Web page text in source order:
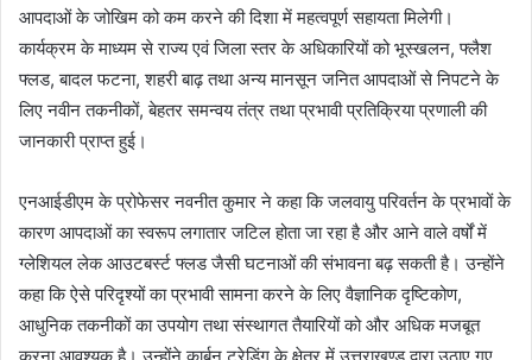
आपदाओं के जोखिम को कम करने की दिशा में महत्वपूर्ण सहायता मिलेगी।
कार्यक्रम के माध्यम से राज्य एवं जिला स्तर के अधिकारियों को भूस्खलन, फ्लैश
फ्लड, बादल फटना, शहरी बाढ़ तथा अन्य मानसून जनित आपदाओं से निपटने के
लिए नवीन तकनीकों, बेहतर समन्वय तंत्र तथा प्रभावी प्रतिक्रिया प्रणाली की
जानकारी प्राप्त हुई।
एनआईडीएम के प्रोफेसर नवनीत कुमार ने कहा कि जलवायु परिवर्तन के प्रभावों के
कारण आपदाओं का स्वरूप लगातार जटिल होता जा रहा है और आने वाले वर्षों में
ग्लेशियल लेक आउटबर्स्ट फ्लड जैसी घटनाओं की संभावना बढ़ सकती है। उन्होंने
कहा कि ऐसे परिदृश्यों का प्रभावी सामना करने के लिए वैज्ञानिक दृष्टिकोण,
आधुनिक तकनीकों का उपयोग तथा संस्थागत तैयारियों को और अधिक मजबूत